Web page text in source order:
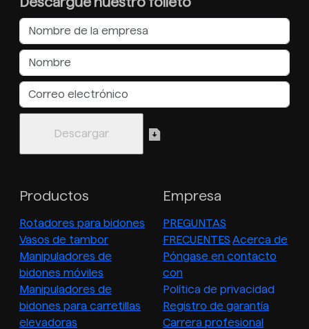
Productos
Rotadores para bidones
Vasos de tambor
Manipuladores de
bidones móviles
Manipuladores de
bidones para carretillas
elevadoras
Empresa
PREGUNTAS
FRECUENTES Acerca de
Póngase en contacto
con
Política de privacidad
Registro de garantía
Carrera profesional